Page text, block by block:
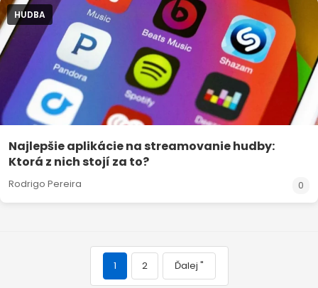
HUDBA
Najlepšie aplikácie na streamovanie hudby:
Ktorá z nich stojí za to?
Rodrigo Pereira 0
1 2 Ďalej "